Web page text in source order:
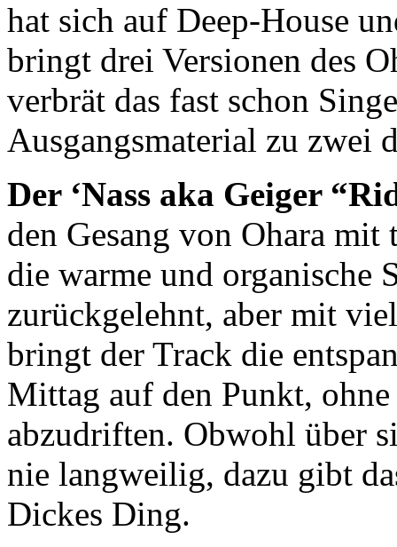
hat sich auf Deep-House
bringt drei Versionen des
verbrät das fast schon
Ausgangsmaterial zu zwei
Der ‘Nass aka Geiger
den Gesang von Ohara
die warme und organische
zurückgelehnt, aber mit
bringt der Track die
Mittag auf den Punkt,
abzudriften. Obwohl über
nie langweilig, dazu gibt
Dickes Ding.